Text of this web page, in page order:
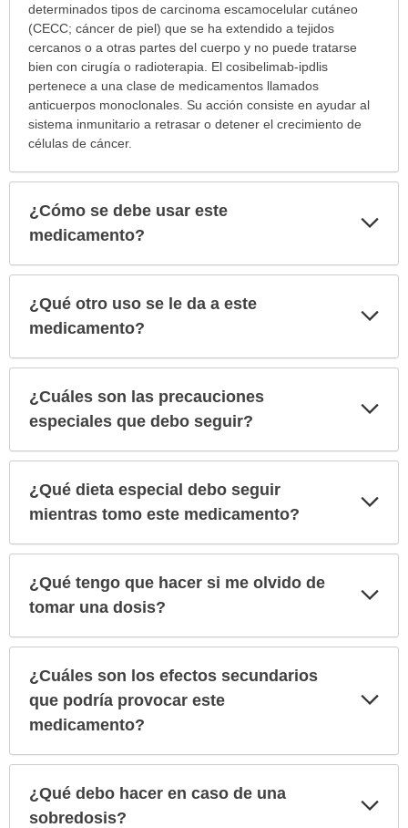
cuáles
condiciones
enfermedades
prescribe
este
medicamento?
sido
extendido.
determinados tipos de carcinoma escamocelular cutáneo
(CECC; cáncer de piel) que se ha extendido a tejidos
cercanos o a otras partes del cuerpo y no puede tratarse
bien con cirugía o radioterapia. El cosibelimab-ipdlis
pertenece a una clase de medicamentos llamados
anticuerpos monoclonales. Su acción consiste en ayudar al
sistema inmunitario a retrasar o detener el crecimiento de
células de cáncer.
¿Cómo se debe usar este
medicamento?
¿Qué otro uso se le da a este
medicamento?
¿Cuáles son las precauciones
especiales que debo seguir?
¿Qué dieta especial debo seguir
mientras tomo este medicamento?
¿Qué tengo que hacer si me olvido de
tomar una dosis?
¿Cuáles son los efectos secundarios
que podría provocar este
medicamento?
¿Qué debo hacer en caso de una
sobredosis?